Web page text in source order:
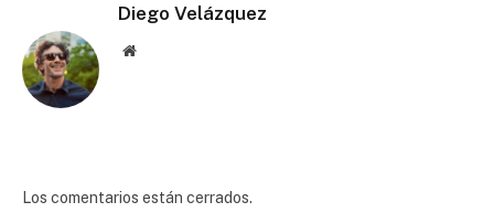
Diego Velázquez
Website
Los comentarios están cerrados.